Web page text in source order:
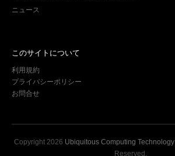
ニュース
このサイトについて
利用規約
プライバシーポリシー
お問合せ
Copyright 2026 Ubiquitous Computing
Reserved.